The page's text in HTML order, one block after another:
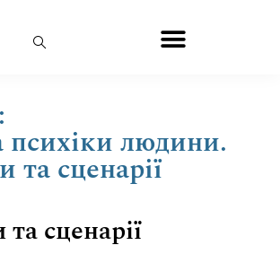
психіки людини.
та сценарії
сценарії